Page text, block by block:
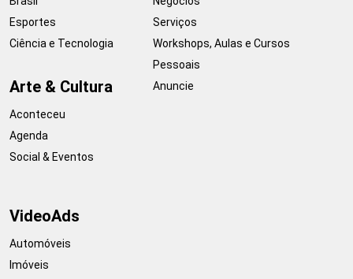
Esportes
Ciência e Tecnologia
Arte & Cultura
Aconteceu
Agenda
Social & Eventos
Serviços
Workshops, Aulas e Cursos
Pessoais
Anuncie
VideoAds
Automóveis
Imóveis